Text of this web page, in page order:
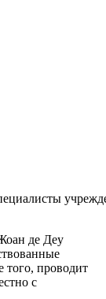
де Деу
того, проводит
с